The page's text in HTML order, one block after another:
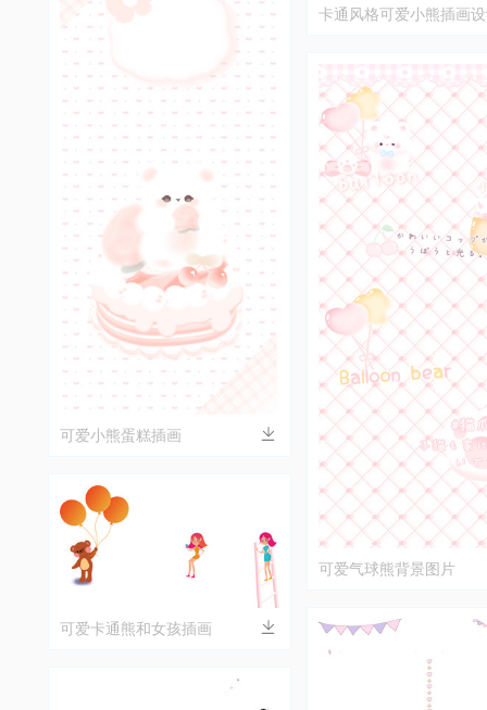
可爱小熊蛋糕插画
可爱卡通熊和女孩插画
卡通风格可爱小熊插画
可爱气球熊背景图片